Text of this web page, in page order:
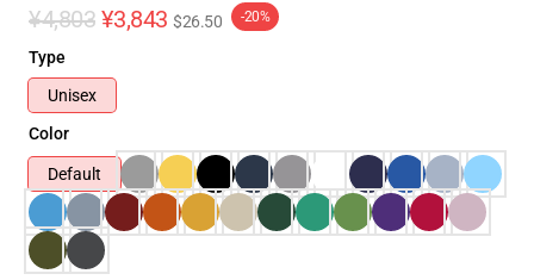
¥4,803 ¥3,843 $26.50 -20%
Type
Unisex
Color
Default